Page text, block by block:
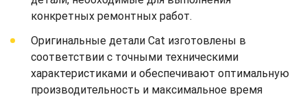
конкретных ремонтных работ.
Оригинальные детали Cat изготовлены в
соответствии с точными техническими
характеристиками и обеспечивают оптимальную
производительность и максимальное время